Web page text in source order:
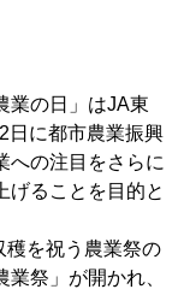
業の日」はJA東
日に都市農業振興
への注目をさらに
げることを目的と
を祝う農業祭の
祭」が開かれ、